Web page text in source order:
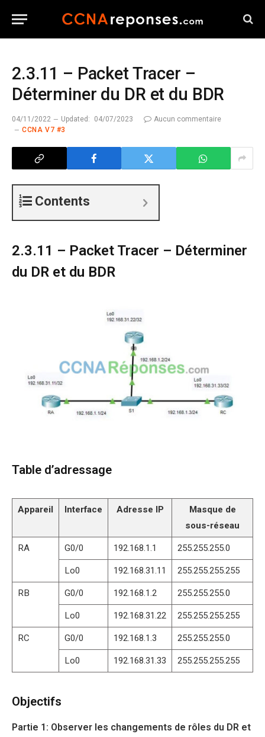
2.3.11 – Packet Tracer –
Déterminer du DR et du BDR
04/11/2022 Updated: 04/07/2023
Aucun commentaire
CCNA V7 #3
Contents
2.3.11 – Packet Tracer – Déterminer
du DR et du BDR
Table d’adressage
Appareil Interface Adresse IP
Masque de
sous-réseau
RA G0/0 192.168.1.1 255.255.255.0
Lo0 192.168.31.11 255.255.255.255
RB G0/0 192.168.1.2 255.255.255.0
Lo0 192.168.31.22 255.255.255.255
RC G0/0 192.168.1.3 255.255.255.0
Lo0 192.168.31.33 255.255.255.255
Objectifs
Partie 1: Observer les changements de rôles du DR et